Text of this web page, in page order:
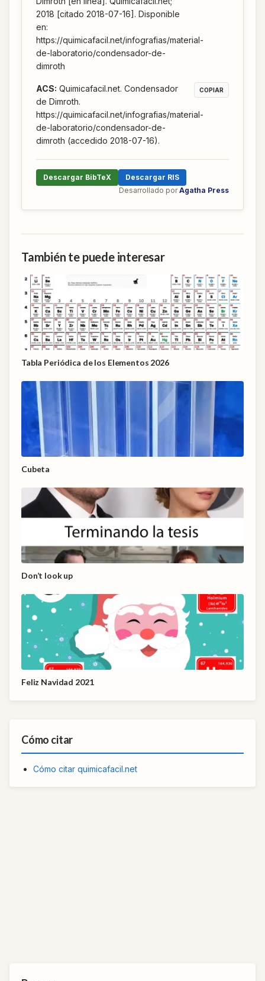
2018 [citado 2018-07-16]. Disponible
en:
https://quimicafacil.net/infografias/material-
de-laboratorio/condensador-de-
dimroth
ACS: Quimicafacil.net. Condensador
de Dimroth.
https://quimicafacil.net/infografias/material-
de-laboratorio/condensador-de-
dimroth (accedido 2018-07-16).
COPIAR
Descargar BibTeX
Descargar RIS
Desarrollado por Agatha Press
También te puede interesar
Tabla Periódica de los Elementos 2026
Cubeta
Don’t look up
Feliz Navidad 2021
Cómo citar
Cómo citar quimicafacil.net